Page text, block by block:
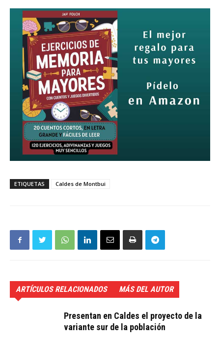
ETIQUETAS Caldes de Montbui
ARTÍCULOS RELACIONADOS MÁS DEL AUTOR
Presentan en Caldes el proyecto de la
variante sur de la población